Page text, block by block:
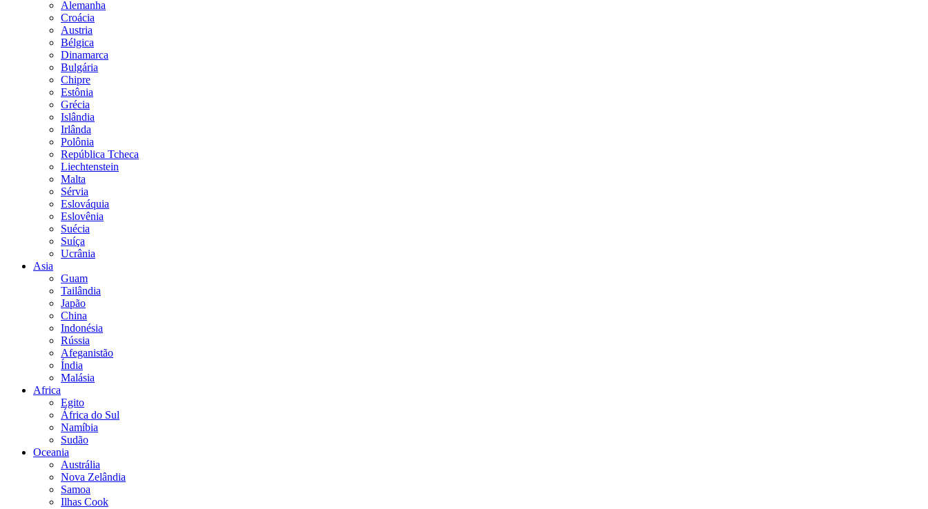
Alemanha
Croácia
Austria
Bélgica
Dinamarca
Bulgária
Chipre
Estônia
Grécia
Islândia
Irlânda
Polônia
República Tcheca
Liechtenstein
Malta
Sérvia
Eslováquia
Eslovênia
Suécia
Suíça
Ucrânia
Asia
Guam
Tailândia
Japão
China
Indonésia
Rússia
Afeganistão
Índia
Malásia
Africa
Egito
África do Sul
Namíbia
Sudão
Oceania
Austrália
Nova Zelândia
Samoa
Ilhas Cook